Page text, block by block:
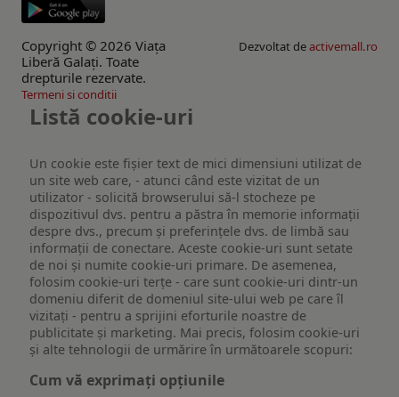
Copyright © 2026 Viaţa
Liberă Galaţi. Toate
drepturile rezervate.
Dezvoltat deactivemall.ro
Termeni si conditii
Listă cookie-uri
Un cookie este fişier text de mici dimensiuni utilizat de
un site web care, - atunci când este vizitat de un
utilizator - solicită browserului să-l stocheze pe
dispozitivul dvs. pentru a păstra în memorie informații
despre dvs., precum și preferințele dvs. de limbă sau
informații de conectare. Aceste cookie-uri sunt setate
de noi și numite cookie-uri primare. De asemenea,
folosim cookie-uri terțe - care sunt cookie-uri dintr-un
domeniu diferit de domeniul site-ului web pe care îl
vizitați - pentru a sprijini eforturile noastre de
publicitate și marketing. Mai precis, folosim cookie-uri
și alte tehnologii de urmărire în următoarele scopuri:
Cum vă exprimați opțiunile